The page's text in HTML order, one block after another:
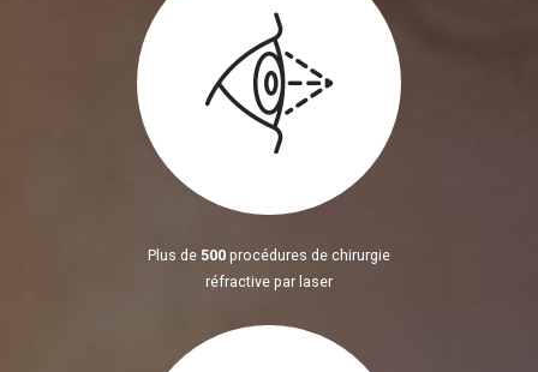
Plus de 500 procédures de chirurgie
réfractive par laser